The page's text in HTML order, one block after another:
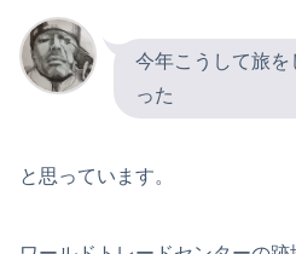
今年こうして旅
った
と思っています。